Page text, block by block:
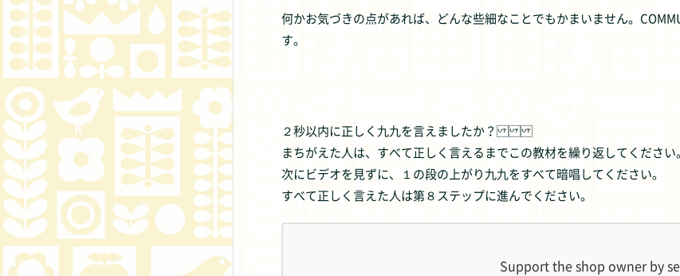
何かお気づきの点があれば、どんな些細なことでもかまいません。
す。
２秒以内に正しく九九を言えましたか？
まちがえた人は、すべて正しく言えるまでこの教材を繰り返してください。
次にビデオを見ずに、１の段の上がり九九をすべて暗唱してください。
すべて正しく言えた人は第８ステップに進んでください。
Support the shop owner by